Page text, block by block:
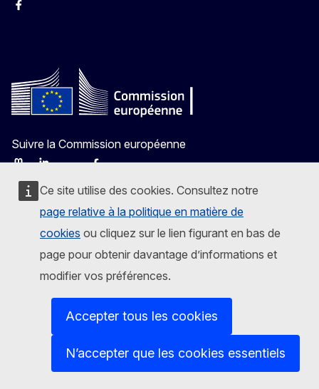
Ce site utilise des cookies. Consultez notre
page relative à la politique en matière de
cookies ou cliquez sur le lien figurant en bas de
page pour obtenir davantage d’informations et
modifier vos préférences.
Accepter tous les cookies
N’accepter que les cookies essentiels
Facebook
Suivre la Commission européenne
Nous contacter
Signaler une vulnérabilité informatique
Les langues sur nos sites web
Protection de la vie privée
Accessibilité